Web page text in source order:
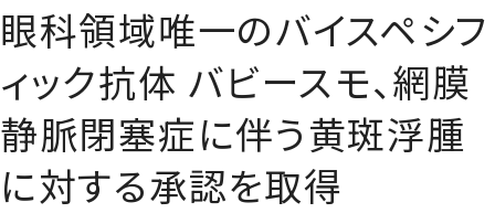
眼科領域唯一のバイスペシフ
ィック抗体 バビースモ、網膜
静脈閉塞症に伴う黄斑浮腫
に対する承認を取得